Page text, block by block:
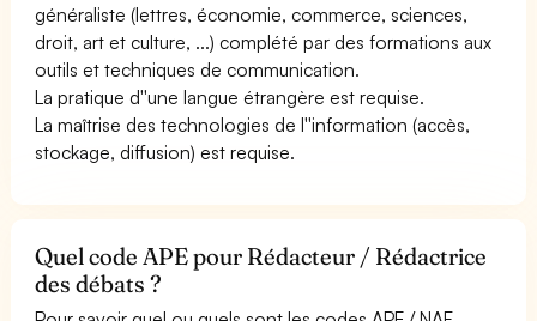
généraliste (lettres, économie, commerce, sciences,
droit, art et culture, ...) complété par des formations aux
outils et techniques de communication.
La pratique d''une langue étrangère est requise.
La maîtrise des technologies de l''information (accès,
stockage, diffusion) est requise.
Quel code APE pour Rédacteur / Rédactrice
des débats ?